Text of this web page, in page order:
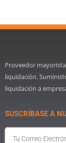
Proveedor
liquidación.
liquidación a
SUSCRÍBASE A